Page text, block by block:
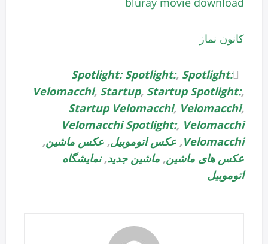
کانون نماز
Spotlight: Spotlight:, Spotlight:
Velomacchi, Startup, Startup Spotlight:,
Startup Velomacchi, Velomacchi,
Velomacchi Spotlight:, Velomacchi
Velomacchi
, عکس اتوموبیل, عکس ماشین,
عکس های ماشین, ماشین جدید,نمایشگاه
اتوموبیل